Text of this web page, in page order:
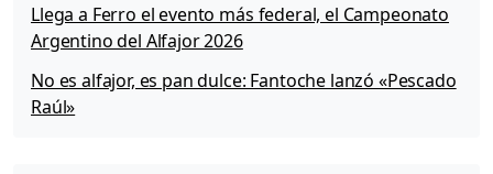
Llega a Ferro el evento más federal, el Campeonato
Argentino del Alfajor 2026
No es alfajor, es pan dulce: Fantoche lanzó «Pescado
Raúl»